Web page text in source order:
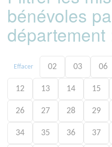
bénévoles
département
Effacer 02 03 06
12 13 14 15
26 27 28 29
34 35 36 37